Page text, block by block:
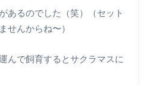
あるのでした（笑）（セット
せんからね〜）
んで飼育するとサクラマスに